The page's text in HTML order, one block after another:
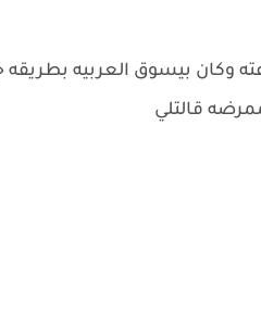
وكان بيسوق العربيه
قالتلي